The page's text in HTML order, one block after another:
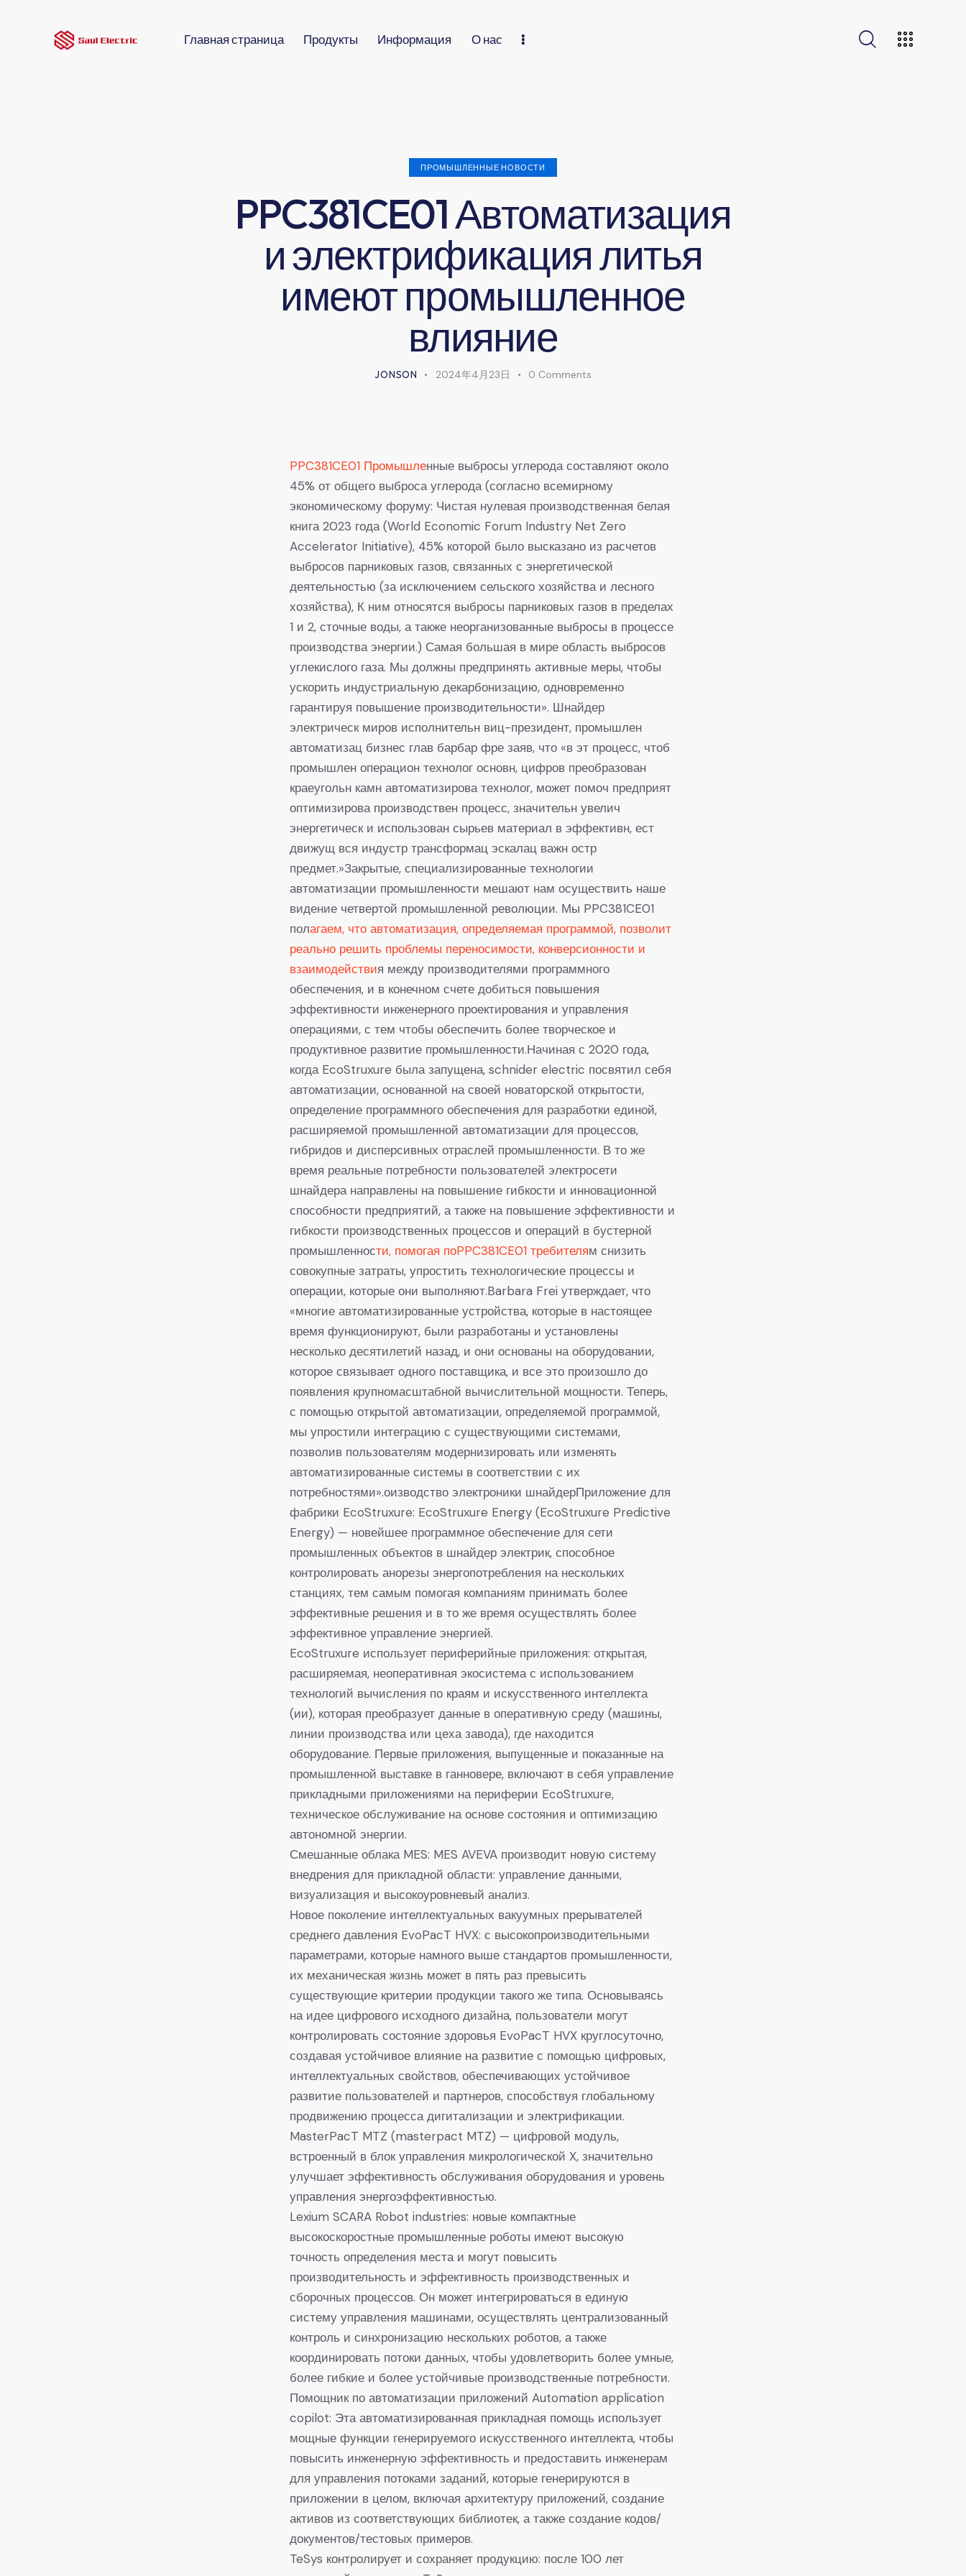
Главная страница Продукты Информация О нас
ПРОМЫШЛЕННЫЕ НОВОСТИ
PPC381CE01 Автоматизация
и электрификация литья
имеют промышленное
влияние
JONSON 2024年4月23日 0 Comments
PPC381CE01 Промышленные выбросы углерода составляют около
45% от общего выброса углерода (согласно всемирному
экономическому форуму: Чистая нулевая производственная белая
книга 2023 года (World Economic Forum Industry Net Zero
Accelerator Initiative), 45% которой было высказано из расчетов
выбросов парниковых газов, связанных с энергетической
деятельностью (за исключением сельского хозяйства и лесного
хозяйства), К ним относятся выбросы парниковых газов в пределах
1 и 2, сточные воды, а также неорганизованные выбросы в процессе
производства энергии.) Самая большая в мире область выбросов
углекислого газа. Мы должны предпринять активные меры, чтобы
ускорить индустриальную декарбонизацию, одновременно
гарантируя повышение производительности». Шнайдер
электрическ миров исполнительн виц-президент, промышлен
автоматизац бизнес глав барбар фре заяв, что «в эт процесс, чтоб
промышлен операцион технолог основн, цифров преобразован
краеугольн камн автоматизирова технолог, может помоч предприят
оптимизирова производствен процесс, значительн увелич
энергетическ и использован сырьев материал в эффективн, ест
движущ вся индустр трансформац эскалац важн остр
предмет.»Закрытые, специализированные технологии
автоматизации промышленности мешают нам осуществить наше
видение четвертой промышленной революции. Мы PPC381CE01
полагаем, что автоматизация, определяемая программой, позволит
реально решить проблемы переносимости, конверсионности и
взаимодействия между производителями программного
обеспечения, и в конечном счете добиться повышения
эффективности инженерного проектирования и управления
операциями, с тем чтобы обеспечить более творческое и
продуктивное развитие промышленности.Начиная с 2020 года,
когда EcoStruxure была запущена, schnider electric посвятил себя
автоматизации, основанной на своей новаторской открытости,
определение программного обеспечения для разработки единой,
расширяемой промышленной автоматизации для процессов,
гибридов и дисперсивных отраслей промышленности. В то же
время реальные потребности пользователей электросети
шнайдера направлены на повышение гибкости и инновационной
способности предприятий, а также на повышение эффективности и
гибкости производственных процессов и операций в бустерной
промышленности, помогая поPPC381CE01 требителям снизить
совокупные затраты, упростить технологические процессы и
операции, которые они выполняют.Barbara Frei утверждает, что
«многие автоматизированные устройства, которые в настоящее
время функционируют, были разработаны и установлены
несколько десятилетий назад, и они основаны на оборудовании,
которое связывает одного поставщика, и все это произошло до
появления крупномасштабной вычислительной мощности. Теперь,
с помощью открытой автоматизации, определяемой программой,
мы упростили интеграцию с существующими системами,
позволив пользователям модернизировать или изменять
автоматизированные системы в соответствии с их
потребностями».оизводство электроники шнайдерПриложение для
фабрики EcoStruxure: EcoStruxure Energy (EcoStruxure Predictive
Energy) — новейшее программное обеспечение для сети
промышленных объектов в шнайдер электрик, способное
контролировать анорезы энергопотребления на нескольких
станциях, тем самым помогая компаниям принимать более
эффективные решения и в то же время осуществлять более
эффективное управление энергией.
EcoStruxure использует периферийные приложения: открытая,
расширяемая, неоперативная экосистема с использованием
технологий вычисления по краям и искусственного интеллекта
(ии), которая преобразует данные в оперативную среду (машины,
линии производства или цеха завода), где находится
оборудование. Первые приложения, выпущенные и показанные на
промышленной выставке в ганновере, включают в себя управление
прикладными приложениями на периферии EcoStruxure,
техническое обслуживание на основе состояния и оптимизацию
автономной энергии.
Смешанные облака MES: MES AVEVA производит новую систему
внедрения для прикладной области: управление данными,
визуализация и высокоуровневый анализ.
Новое поколение интеллектуальных вакуумных прерывателей
среднего давления EvoPacT HVX: с высокопроизводительными
параметрами, которые намного выше стандартов промышленности,
их механическая жизнь может в пять раз превысить
существующие критерии продукции такого же типа. Основываясь
на идее цифрового исходного дизайна, пользователи могут
контролировать состояние здоровья EvoPacT HVX круглосуточно,
создавая устойчивое влияние на развитие с помощью цифровых,
интеллектуальных свойствов, обеспечивающих устойчивое
развитие пользователей и партнеров, способствуя глобальному
продвижению процесса дигитализации и электрификации.
MasterPacT MTZ (masterpact MTZ) — цифровой модуль,
встроенный в блок управления микрологической X, значительно
улучшает эффективность обслуживания оборудования и уровень
управления энергоэффективностью.
Lexium SCARA Robot industries: новые компактные
высокоскоростные промышленные роботы имеют высокую
точность определения места и могут повысить
производительность и эффективность производственных и
сборочных процессов. Он может интегрироваться в единую
систему управления машинами, осуществлять централизованный
контроль и синхронизацию нескольких роботов, а также
координировать потоки данных, чтобы удовлетворить более умные,
более гибкие и более устойчивые производственные потребности.
Помощник по автоматизации приложений Automation application
copilot: Эта автоматизированная прикладная помощь использует
мощные функции генерируемого искусственного интеллекта, чтобы
повысить инженерную эффективность и предоставить инженерам
для управления потоками заданий, которые генерируются в
приложении в целом, включая архитектуру приложений, создание
активов из соответствующих библиотек, а также создание кодов/
документов/тестовых примеров.
TeSys контролирует и сохраняет продукцию: после 100 лет